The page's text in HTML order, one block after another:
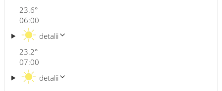
23.6°
06:00
23.2°
detalii
07:00
detalii